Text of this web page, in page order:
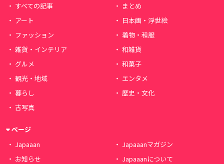
すべての記事
まとめ
アート
日本画・浮世絵
ファッション
着物・和服
雑貨・インテリア
和雑貨
グルメ
和菓子
観光・地域
エンタメ
暮らし
歴史・文化
古写真
ページ
Japaaan
Japaaanマガジン
お知らせ
Japaaanについて